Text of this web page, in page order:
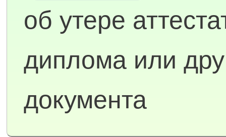
об утере
диплома или
документа